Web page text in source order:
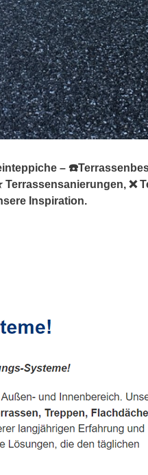
–
Inspiration.